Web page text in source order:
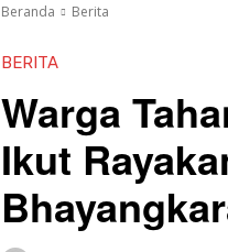
Beranda Berita
BERITA
Warga
Ikut